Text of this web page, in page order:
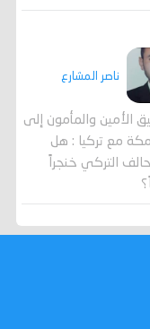
ناصر المشارع
الأمين والمأمون إلى
مكة مع تركيا : هل
التركي خنجراً